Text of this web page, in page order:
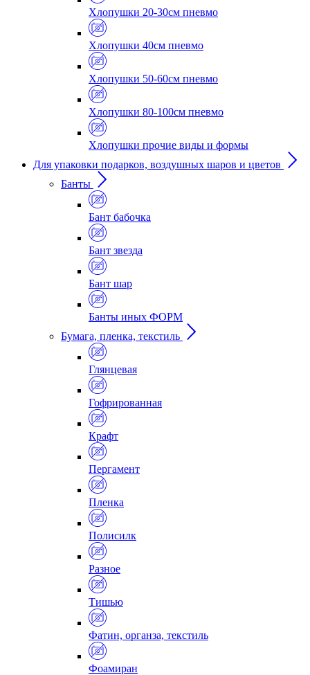
Хлопушки 20-30см пневмо
Хлопушки 40см пневмо
Хлопушки 50-60см пневмо
Хлопушки 80-100см пневмо
Хлопушки прочие виды и формы
Для упаковки подарков, воздушных шаров и цветов
Банты
Бант бабочка
Бант звезда
Бант шар
Банты иных ФОРМ
Бумага, пленка, текстиль
Глянцевая
Гофрированная
Крафт
Пергамент
Пленка
Полисилк
Разное
Тишью
Фатин, органза, текстиль
Фоамиран